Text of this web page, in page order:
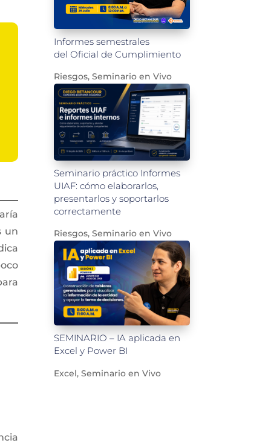
un
Informes semestrales
del Oficial de Cumplimiento
Riesgos,Seminario en Vivo
Seminario práctico Informes
UIAF: cómo elaborarlos,
presentarlos y soportarlos
correctamente
Riesgos,Seminario en Vivo
SEMINARIO – IA aplicada en
Excel y Power BI
Excel,Seminario en Vivo